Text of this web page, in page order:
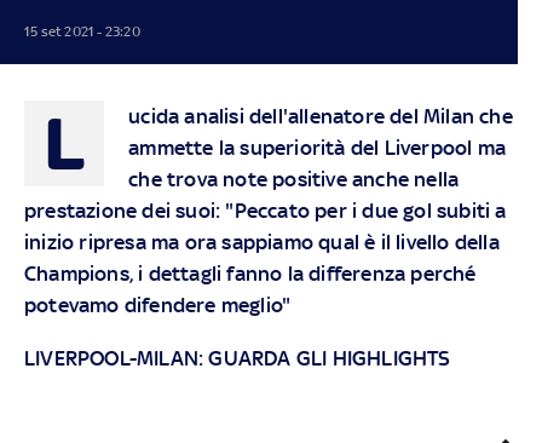
15 set 2021 - 23:20
L
ucida analisi dell'allenatore del Milan che
ammette la superiorità del Liverpool ma
che trova note positive anche nella
prestazione dei suoi: "Peccato per i due gol subiti a
inizio ripresa ma ora sappiamo qual è il livello della
Champions, i dettagli fanno la differenza perché
potevamo difendere meglio"
LIVERPOOL-MILAN: GUARDA GLI HIGHLIGHTS